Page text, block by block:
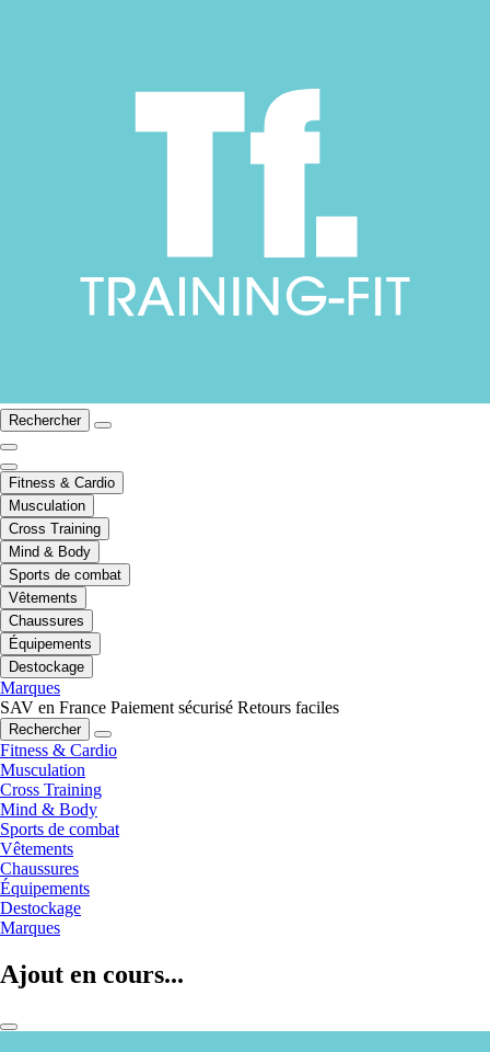
Rechercher
Fitness & Cardio
Musculation
Cross Training
Mind & Body
Sports de combat
Vêtements
Chaussures
Équipements
Destockage
Marques
SAV en France Paiement sécurisé Retours faciles
Rechercher
Fitness & Cardio
Musculation
Cross Training
Mind & Body
Sports de combat
Vêtements
Chaussures
Équipements
Destockage
Marques
Ajout en cours...